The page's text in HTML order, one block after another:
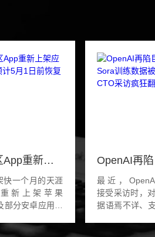
天涯社区App重新上架应用商店：预计5月1日前恢复访问
快一个月的天涯
新上架苹果
部分安卓应用商
天涯社区App无
最近，
接受采访时，
据语焉不详、
题。要是一个